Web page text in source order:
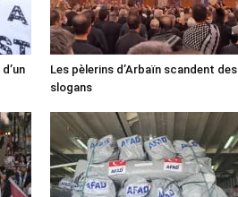
Les pèlerins d’Arbaïn scandent des
slogans